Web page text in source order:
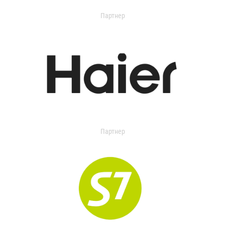
Партнер
Партнер